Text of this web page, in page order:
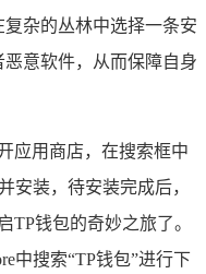
杂的丛林中选择一条安
意软件，从而保障自身
应用商店，在搜索框中
安装，待安装完成后，
TP钱包的奇妙之旅了。
中搜索“TP钱包”进行下